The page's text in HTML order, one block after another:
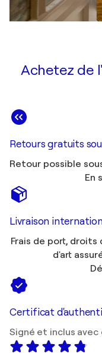
Achetez de
Retours gratuits
Retour possible
En
Livraison
Frais de port,
d'art
Certificat
Signé et inclus